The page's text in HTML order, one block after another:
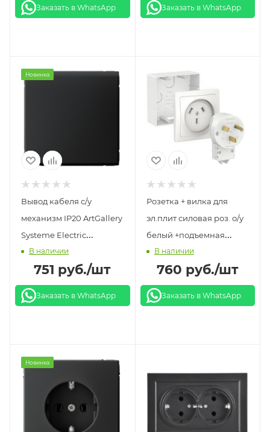
Заказать в WhatsApp Заказать в WhatsApp
Новинка
Вывод кабеля с/у
механизм IP20 ArtGallery
Systeme Electric
GAL001099 карбон
В наличии
751 руб./шт
Заказать в WhatsApp
Розетка + вилка для
эл.плит силовая роз. о/у
белый +подъемная
коробка Blanca System
Electric
В наличии
760 руб./шт
Заказать в WhatsApp
Новинка